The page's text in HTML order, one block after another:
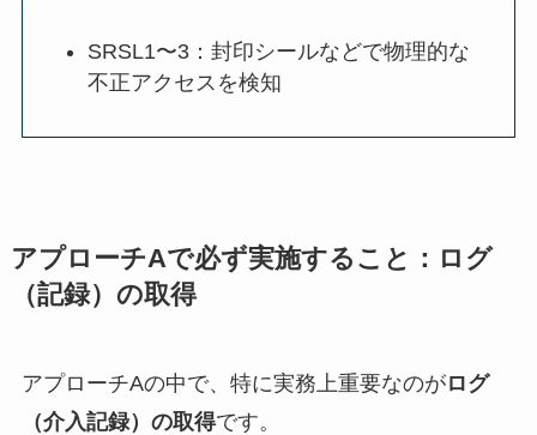
SRSL1〜3：封印シールなどで物理的な
不正アクセスを検知
アプローチAで必ず実施すること：ログ
（記録）の取得
アプローチAの中で、特に実務上重要なのがログ
（介入記録）の取得です。